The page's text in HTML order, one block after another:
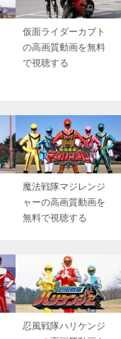
仮面ライダーカブト
の高画質動画を無料
で視聴する
魔法戦隊マジレンジ
ャーの高画質動画を
無料で視聴する
忍風戦隊ハリケンジ